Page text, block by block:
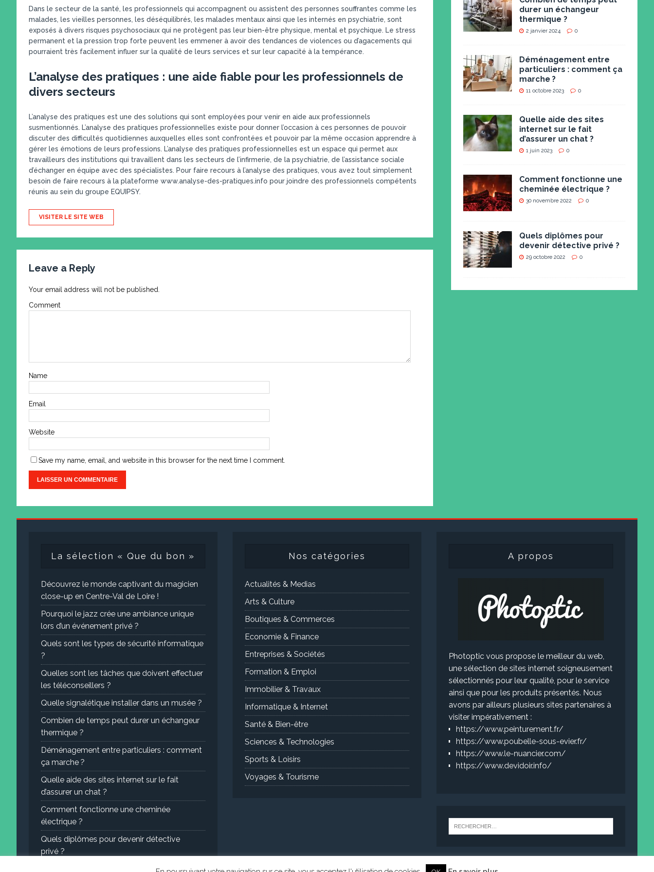
Dans le secteur de la santé, les professionnels qui accompagnent ou assistent des personnes souffrantes comme les
malades, les vieilles personnes, les déséquilibrés, les malades mentaux ainsi que les internés en psychiatrie, sont
exposés à divers risques psychosociaux qui ne protègent pas leur bien-être physique, mental et psychique. Le stress
permanent et la pression trop forte peuvent les emmener à avoir des tendances de violences ou d’agacements qui
pourraient très facilement influer sur la qualité de leurs services et sur leur capacité à la tempérance.
L’analyse des pratiques : une aide fiable pour les professionnels de
divers secteurs
L’analyse des pratiques est une des solutions qui sont employées pour venir en aide aux professionnels
susmentionnés. L’analyse des pratiques professionnelles existe pour donner l’occasion à ces personnes de pouvoir
discuter des difficultés quotidiennes auxquelles elles sont confrontées et pouvoir par la même occasion apprendre à
gérer les émotions de leurs professions. L’analyse des pratiques professionnelles est un espace qui permet aux
travailleurs des institutions qui travaillent dans les secteurs de l’infirmerie, de la psychiatrie, de l’assistance sociale
d’échanger en équipe avec des spécialistes. Pour faire recours à l’analyse des pratiques, vous avez tout simplement
besoin de faire recours à la plateforme www.analyse-des-pratiques.info pour joindre des professionnels compétents
réunis au sein du groupe EQUIPSY.
VISITER LE SITE WEB
Leave a Reply
Your email address will not be published.
Comment
Name
Email
Website
Save my name, email, and website in this browser for the next time I comment.
durer un échangeur
thermique ?
2 janvier 2024 0
Déménagement entre
particuliers : comment ça
marche ?
11 octobre 2023 0
Quelle aide des sites
internet sur le fait
d’assurer un chat ?
1 juin 2023 0
Comment fonctionne une
cheminée électrique ?
30 novembre 2022 0
Quels diplômes pour
devenir détective privé ?
29 octobre 2022 0
La sélection « Que du bon »
Découvrez le monde captivant du magicien
close-up en Centre-Val de Loire !
Pourquoi le jazz crée une ambiance unique
lors d’un événement privé ?
Quels sont les types de sécurité informatique
?
Quelles sont les tâches que doivent effectuer
les téléconseillers ?
Quelle signalétique installer dans un musée ?
Combien de temps peut durer un échangeur
thermique ?
Déménagement entre particuliers : comment
ça marche ?
Quelle aide des sites internet sur le fait
d’assurer un chat ?
Comment fonctionne une cheminée
électrique ?
Quels diplômes pour devenir détective
privé ?
Nos catégories
Actualités & Medias
Arts & Culture
Boutiques & Commerces
Economie & Finance
Entreprises & Sociétés
Formation & Emploi
Immobilier & Travaux
Informatique & Internet
Santé & Bien-être
Sciences & Technologies
Sports & Loisirs
Voyages & Tourisme
A propos
Photoptic vous propose le meilleur du web,
une sélection de sites internet soigneusement
sélectionnés pour leur qualité, pour le service
ainsi que pour les produits présentés. Nous
avons par ailleurs plusieurs sites partenaires à
visiter impérativement :
https://www.peinturement.fr/
https://www.poubelle-sous-evier.fr/
https://www.le-nuancier.com/
https://www.devidoir.info/